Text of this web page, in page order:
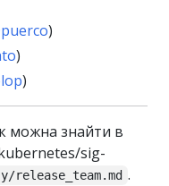
)
)
)
можна знайти в
sig-
release_team.md .